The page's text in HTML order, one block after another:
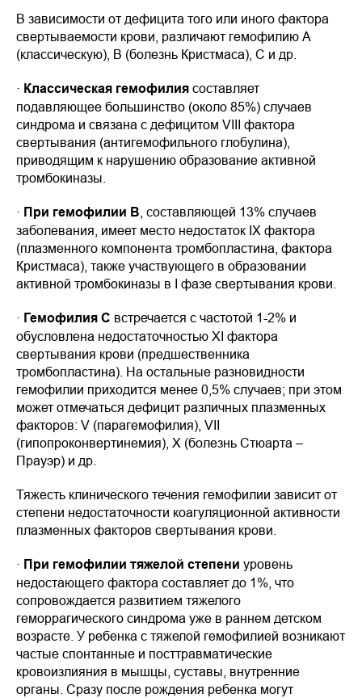
В зависимости от дефицита того или иного фактора
свертываемости крови, различают гемофилию А
(классическую), В (болезнь Кристмаса), С и др.
· Классическая гемофилия составляет
подавляющее большинство (около 85%) случаев
синдрома и связана с дефицитом VIII фактора
свертывания (антигемофильного глобулина),
приводящим к нарушению образование активной
тромбокиназы.
· При гемофилии В , составляющей 13% случаев
заболевания, имеет место недостаток IX фактора
(плазменного компонента тромбопластина, фактора
Кристмаса), также участвующего в образовании
активной тромбокиназы в I фазе свертывания крови.
· Гемофилия С встречается с частотой 1-2% и
обусловлена недостаточностью XI фактора
свертывания крови (предшественника
тромбопластина). На остальные разновидности
гемофилии приходится менее 0,5% случаев; при этом
может отмечаться дефицит различных плазменных
факторов: V (парагемофилия), VII
(гипопроконвертинемия), Х (болезнь Стюарта –
Прауэр) и др.
Тяжесть клинического течения гемофилии зависит от
степени недостаточности коагуляционной активности
плазменных факторов свертывания крови.
· При гемофилии тяжелой степени уровень
недостающего фактора составляет до 1%, что
сопровождается развитием тяжелого
геморрагического синдрома уже в раннем детском
возрасте. У ребенка с тяжелой гемофилией возникают
частые спонтанные и посттравматические
кровоизлияния в мышцы, суставы, внутренние
органы. Сразу после рождения ребенка могут